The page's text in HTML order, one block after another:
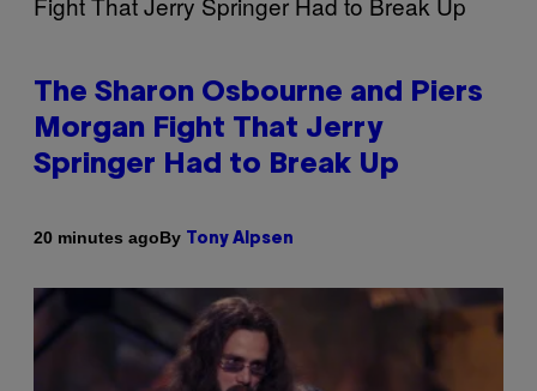
The Sharon Osbourne and Piers
Morgan Fight That Jerry
Springer Had to Break Up
20 minutes agoBy Tony Alpsen